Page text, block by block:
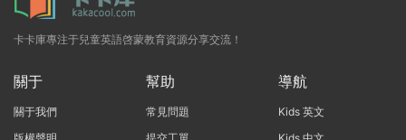
卡卡庫專注于兒童英語啓蒙教育資源分享交流！
關于
關于我們
幫助
常見問題
導航
Kids 英文